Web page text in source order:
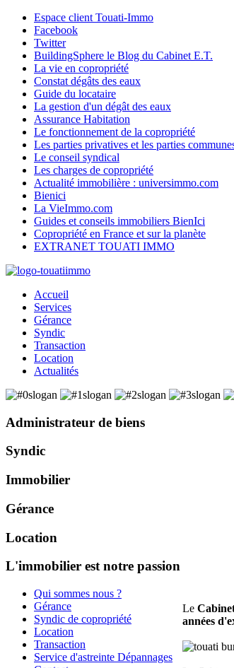
Espace client Touati-Immo
Facebook
Twitter
BuildingSphere le Blog du Cabinet E.T.
La vie en copropriété
Constat dégâts des eaux
Guide du locataire
La gestion d'un dégât des eaux
Assurance Habitation
Le fonctionnement de la copropriété
Les parties privatives et les parties
Le conseil syndical
Les charges de copropriété
Actualité immobilière : universimmo.com
Bienici
La VieImmo.com
Guides et conseils immobiliers BienIci
Copropriété en France et sur la planète
EXTRANET TOUATI IMMO
Accueil
Services
Gérance
Syndic
Transaction
Location
Actualités
Administrateur de biens
Syndic
Immobilier
Gérance
Location
L'immobilier est notre passion
Le
années
Qui sommes nous ?
Gérance
Syndic de copropriété
Location
Transaction
Service d'astreinte Dépannages